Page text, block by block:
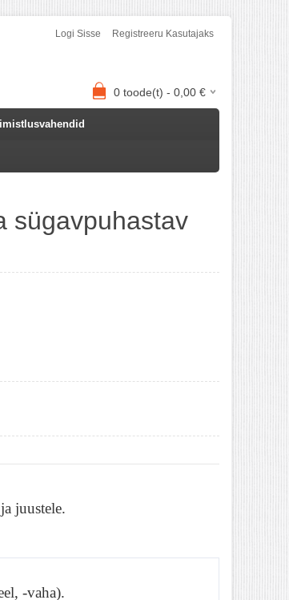
Logi Sisse Registreeru Kasutajaks
0 toode(t) - 0,00 €
sügavpuhastav
juustele.
-vaha).